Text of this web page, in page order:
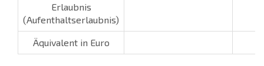
Erlaubnis
(Aufenthaltserlaubnis)
Äquivalent in Euro